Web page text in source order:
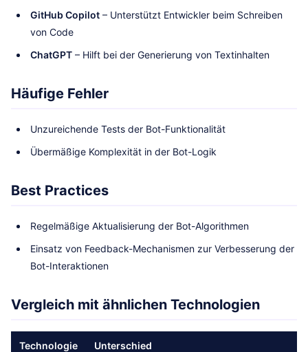
GitHub Copilot – Unterstützt Entwickler beim Schreiben
von Code
ChatGPT – Hilft bei der Generierung von Textinhalten
Häufige Fehler
Unzureichende Tests der Bot-Funktionalität
Übermäßige Komplexität in der Bot-Logik
Best Practices
Regelmäßige Aktualisierung der Bot-Algorithmen
Einsatz von Feedback-Mechanismen zur Verbesserung der
Bot-Interaktionen
Vergleich mit ähnlichen Technologien
Technologie Unterschied